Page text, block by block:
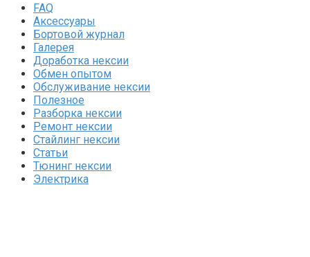
FAQ
Аксессуары
Бортовой журнал
Галерея
Доработка нексии
Обмен опытом
Обслуживание нексии
Полезное
Разборка нексии
Ремонт нексии
Стайлинг нексии
Статьи
Тюнинг нексии
Электрика